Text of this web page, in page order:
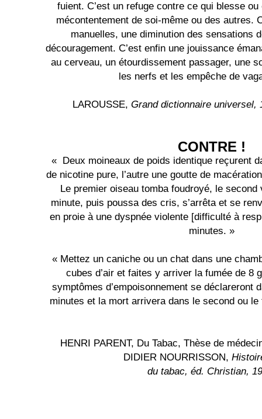
fuient. C’est un refuge contre ce qui blesse
mécontentement de soi-même ou des autres.
manuelles, une diminution des sensations
découragement. C’est enfin une jouissance
au cerveau, un étourdissement passager, une
les nerfs et les empêche de
LAROUSSE, Grand dictionnaire universel,
CONTRE !
« Deux moineaux de poids identique reçurent
de nicotine pure, l’autre une goutte de
Le premier oiseau tomba foudroyé, le second
minute, puis poussa des cris, s’arrêta et se
en proie à une dyspnée violente [difficulté à
minutes. »
« Mettez un caniche ou un chat dans une
cubes d’air et faites y arriver la fumée de 8
symptômes d’empoisonnement se déclareront
minutes et la mort arrivera dans le second ou le
HENRI PARENT, Du Tabac, Thèse de
DIDIER NOURRISSON,
du tabac, éd. Christian,